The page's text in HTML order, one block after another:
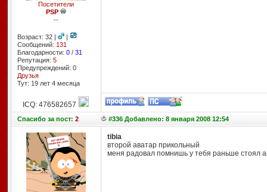
Посетители
PSP
--
Возраст: 32 |
|
Сообщений: 131
Благодарности: 0/ 31
Репутация: 5
Предупреждений: 0
Друзья
Тут: 19 лет 4 месяцa
ICQ: 476582657
Спасибоза пост: 2 #336 Добавлено: 8 января 2008 12:54
tibia
второй аватар прикольный
меня радовал помнишь у тебя раньше стоял